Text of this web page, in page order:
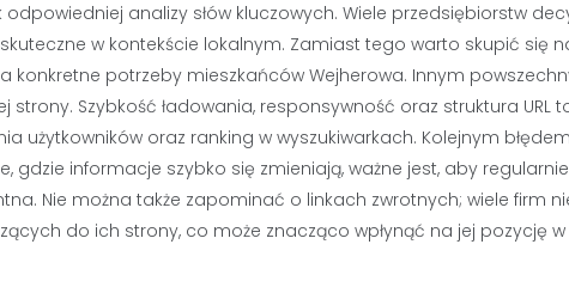
odpowiedniej analizy słów kluczowych. Wiele przedsiębiorstw
w kontekście lokalnym. Zamiast tego warto skupić się
konkretne potrzeby mieszkańców Wejherowa. Innym
Szybkość ładowania, responsywność oraz struktura URL
użytkowników oraz ranking w wyszukiwarkach. Kolejnym
gdzie informacje szybko się zmieniają, ważne jest, aby regularnie
Nie można także zapominać o linkach zwrotnych; wiele firm
do ich strony, co może znacząco wpłynąć na jej pozycję w